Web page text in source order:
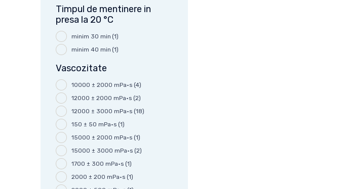
Timpul de mentinere in
presa la 20 °C
minim 30 min (1)
minim 40 min (1)
Vascozitate
10000 ± 2000 mPa·s (4)
12000 ± 2000 mPa·s (2)
12000 ± 3000 mPa·s (18)
150 ± 50 mPa·s (1)
15000 ± 2000 mPa·s (1)
15000 ± 3000 mPa·s (2)
1700 ± 300 mPa·s (1)
2000 ± 200 mPa·s (1)